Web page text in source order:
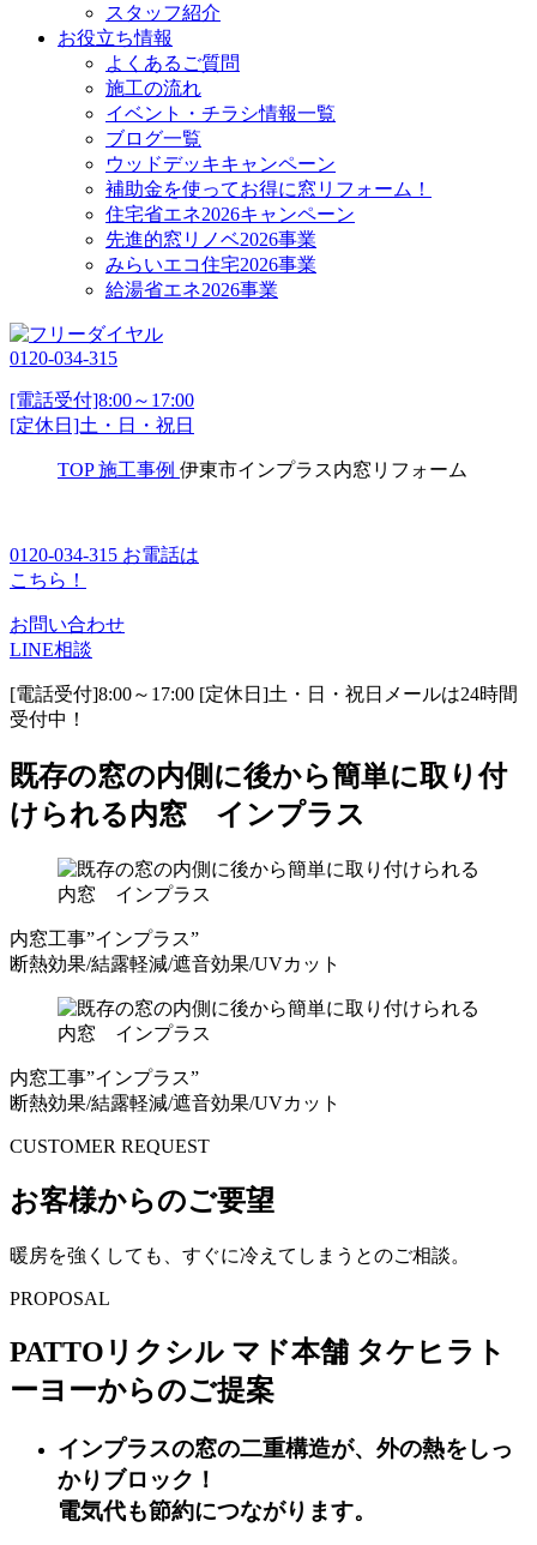
スタッフ紹介
お役立ち情報
よくあるご質問
施工の流れ
イベント・チラシ情報一覧
ブログ一覧
ウッドデッキキャンペーン
補助金を使ってお得に窓リフォーム！
住宅省エネ2026キャンペーン
先進的窓リノベ2026事業
みらいエコ住宅2026事業
給湯省エネ2026事業
0120-034-315
[電話受付]8:00～17:00
[定休日]土・日・祝日
TOP 施工事例 伊東市インプラス内窓リフォーム
0120-034-315 お電話は
こちら！
お問い合わせ
LINE相談
[電話受付]8:00～17:00 [定休日]土・日・祝日 メールは24時間
受付中！
既存の窓の内側に後から簡単に取り付
けられる内窓 インプラス
内窓工事”インプラス”
断熱効果/結露軽減/遮音効果/UVカット
内窓工事”インプラス”
断熱効果/結露軽減/遮音効果/UVカット
CUSTOMER REQUEST
お客様からのご要望
暖房を強くしても、すぐに冷えてしまうとのご相談。
PROPOSAL
PATTOリクシル マド本舗 タケヒラト
ーヨーからのご提案
インプラスの窓の二重構造が、外の熱をしっ
かりブロック！
電気代も節約につながります。